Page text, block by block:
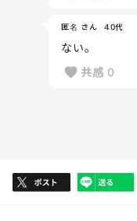
匿名 さん 40代
ない。
共感 0